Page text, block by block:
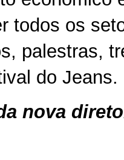
todos os
palestras,
do Jeans.
nova